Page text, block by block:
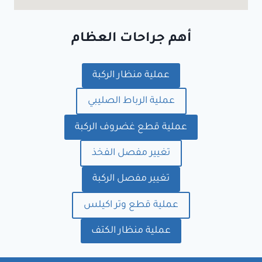
أهم جراحات العظام
عملية منظار الركبة
عملية الرباط الصليبي
عملية قطع غضروف الركبة
تغيير مفصل الفخذ
تغيير مفصل الركبة
عملية قطع وتر اكيلس
عملية منظار الكتف